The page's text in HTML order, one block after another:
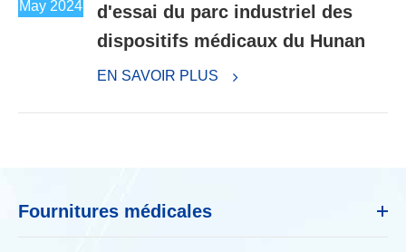
May 2024
d'essai du parc industriel des
dispositifs médicaux du Hunan
EN SAVOIR PLUS
Fournitures médicales